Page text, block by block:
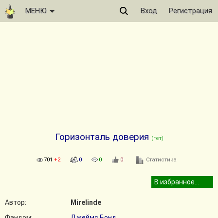
МЕНЮ Вход Регистрация
Горизонталь доверия (гет)
701 +2 0 0 0 Статистика
Автор:
Mirelinde